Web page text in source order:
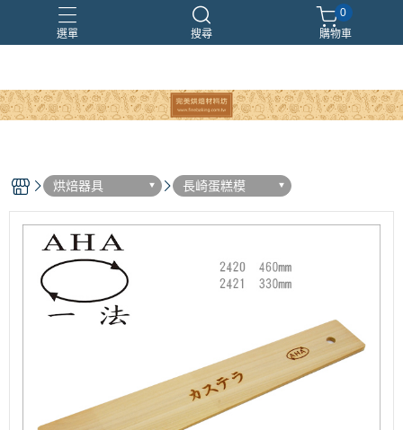
選單 搜尋
0
購物車
烘焙器具 長崎蛋糕模